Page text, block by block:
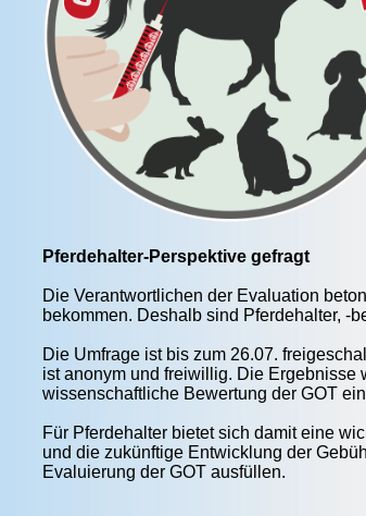
Pferdehalter-Perspektive gefragt
Die Verantwortlichen der Evaluation
bekommen. Deshalb sind Pferdehalter, -
Die Umfrage ist bis zum 26.07.
ist anonym und freiwillig. Die
wissenschaftliche Bewertung der GOT
Für Pferdehalter bietet sich damit eine
und die zukünftige Entwicklung der
Evaluierung der GOT ausfüllen.